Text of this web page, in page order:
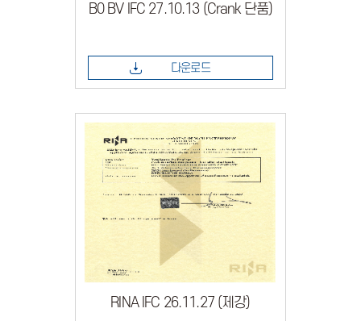
B0 BV IFC 27.10.13 (Crank 단품)
다운로드
RINA IFC 26.11.27 (제강)